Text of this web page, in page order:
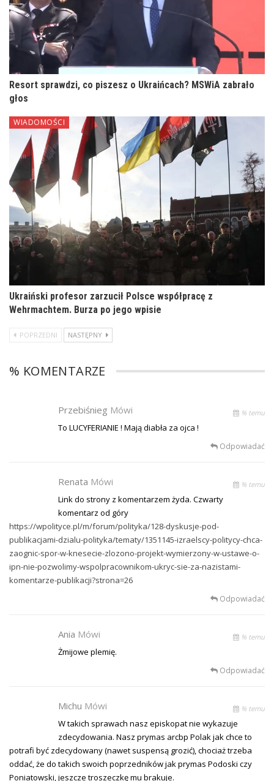
Resort sprawdzi, co piszesz o Ukraińcach? MSWiA zabrało
głos
WIADOMOŚCI
Ukraiński profesor zarzucił Polsce współpracę z
Wehrmachtem. Burza po jego wpisie
POPRZEDNI NASTĘPNY
% KOMENTARZE
Przebiśnieg Mówi % temu
To LUCYFERIANIE ! Mają diabła za ojca !
Odpowiadać
Renata Mówi % temu
Link do strony z komentarzem żyda. Czwarty
komentarz od góry
https://wpolityce.pl/m/forum/polityka/128-dyskusje-pod-
publikacjami-dzialu-polityka/tematy/1351145-izraelscy-politycy-chca-
zaognic-spor-w-knesecie-zlozono-projekt-wymierzony-w-ustawe-o-
ipn-nie-pozwolimy-wspolpracownikom-ukryc-sie-za-nazistami-
komentarze-publikacji?strona=26
Odpowiadać
Ania Mówi % temu
Żmijowe plemię.
Odpowiadać
Michu Mówi % temu
W takich sprawach nasz episkopat nie wykazuje
zdecydowania. Nasz prymas arcbp Polak jak chce to
potrafi być zdecydowany (nawet suspensą grozić), chociaż trzeba
oddać, że do takich swoich poprzedników jak prymas Podoski czy
Poniatowski, jeszcze troszeczkę mu brakuje.